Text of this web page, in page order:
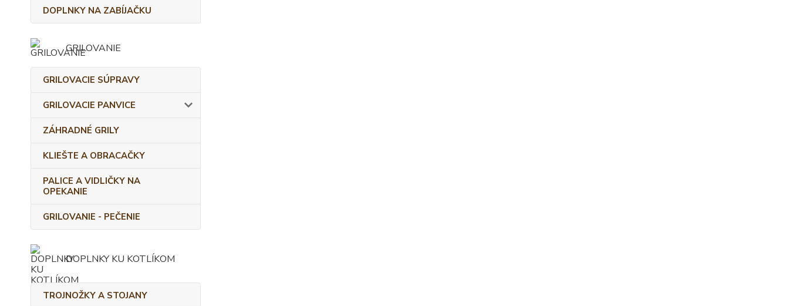
DOPLNKY NA ZABÍJAČKU
GRILOVANIE
GRILOVACIE SÚPRAVY
GRILOVACIE PANVICE
ZÁHRADNÉ GRILY
KLIEŠTE A OBRACAČKY
PALICE A VIDLIČKY NA
OPEKANIE
GRILOVANIE - PEČENIE
DOPLNKY KU KOTLÍKOM
TROJNOŽKY A STOJANY